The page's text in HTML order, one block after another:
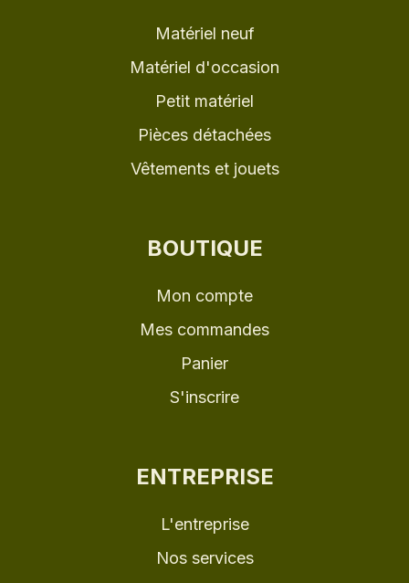
Matériel neuf
Matériel d'occasion
Petit matériel
Pièces détachées
Vêtements et jouets
BOUTIQUE
Mon compte
Mes commandes
Panier
S'inscrire
ENTREPRISE
L'entreprise
Nos services